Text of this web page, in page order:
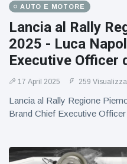
AUTO E MOTORE
Lancia al Rally
2025 - Luca
Executive Officer
17 April 2025 259
Lancia al Rally Regione
Brand Chief Executive